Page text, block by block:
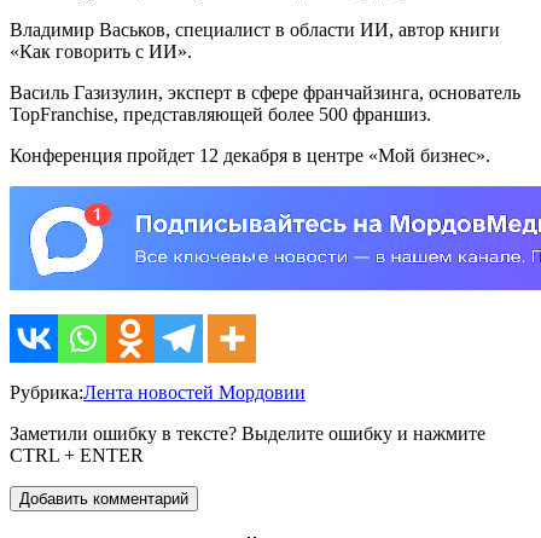
Владимир Васьков, специалист в области ИИ, автор книги
«Как говорить с ИИ».
Василь Газизулин, эксперт в сфере франчайзинга, основатель
TopFranchise, представляющей более 500 франшиз.
Конференция пройдет 12 декабря в центре «Мой бизнес».
Рубрика:Лента новостей Мордовии
Заметили ошибку в тексте? Выделите ошибку и нажмите
CTRL + ENTER
Добавить комментарий